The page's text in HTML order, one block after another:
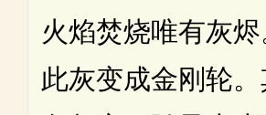
火焰焚烧唯有灰
此灰变成金刚轮。